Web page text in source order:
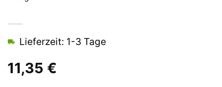
11,35 €
Lieferzeit: 1-3 Tage